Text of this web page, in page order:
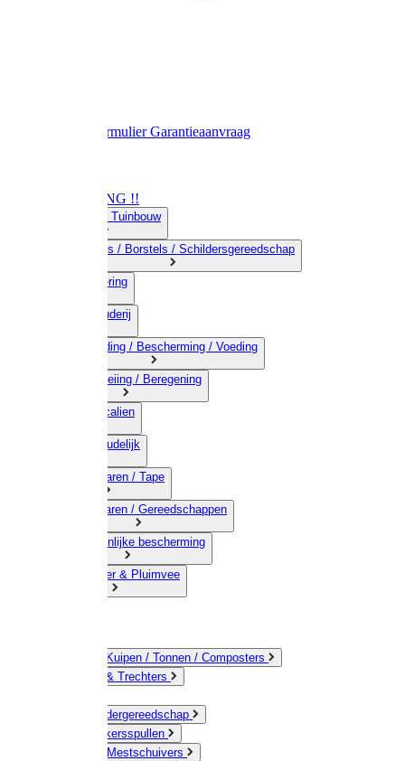
RetourformulierGarantieaanvraag
OPRUIMING !!
01) Land-& Tuinbouw
02) Bezems / Borstels / Schildersgereedschap
03) Afrastering
04) Veehouderij
05) Bestrijding / Bescherming / Voeding
06) Besproeiing / Beregening
07) Chemicalien
08) Huishoudelijk
09) Touwwaren / Tape
10) IJzerwaren / Gereedschappen
11) Persoonlijke bescherming
12) Kleindier & Pluimvee
Emmers / Kuipen / Tonnen / Composters
Jerrycans & Trechters
Hand-/ Kindergereedschap
Stratenmakersspullen
Sneeuw- / Mestschuivers